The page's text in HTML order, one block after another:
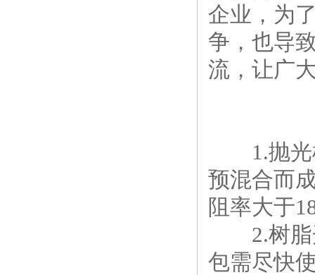
企业，为
争，也导
流，让广
1.抛
预混合而
阻率大于
2.树
包需尽快